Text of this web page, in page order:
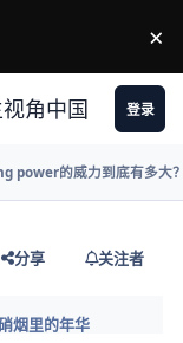
×
角中国 登录
power的威力到底有多大
分享 关注者
烟里的年华